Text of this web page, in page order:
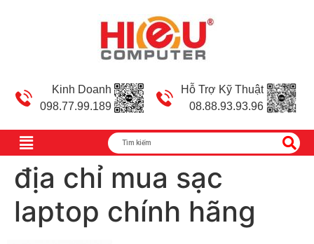
Kinh Doanh
098.77.99.189
Hỗ Trợ Kỹ Thuật
08.88.93.93.96
địa chỉ mua sạc
laptop chính hãng